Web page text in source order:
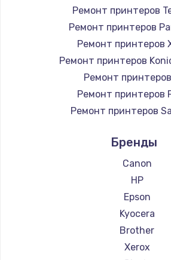
Ремонт принтеров
Ремонт принтеров
Ремонт принтеров
Ремонт принтеров
Ремонт
Ремонт принтеров
Ремонт принтеров
Ремонт принтеров
Ремонт принтеров
Ремонт принтеров
Ремонт принтеров
Ремонт принтеров
Бренды
Canon
HP
Epson
Kyocera
Brother
Xerox